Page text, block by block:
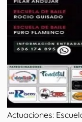
Actuaciones: